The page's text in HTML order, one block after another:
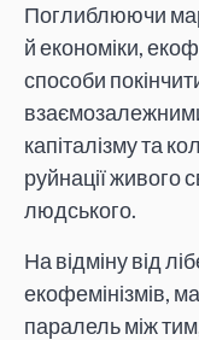
Поглиблюючи
й економіки,
способи
капіталізму та
руйнації живого
людського.
На відміну від
екофемінізмів,
паралель між